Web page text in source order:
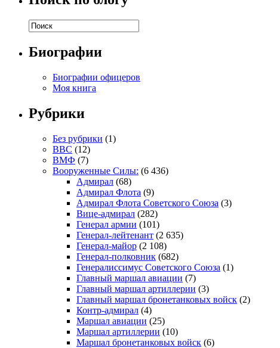
Биографии
Биографии офицеров
Моя книга
Рубрики
Без рубрики (1)
ВВС (12)
ВМФ (7)
Вооруженные Силы: (6 436)
Адмирал (68)
Адмирал Флота (9)
Адмирал Флота Советского Союза (3)
Вице-адмирал (282)
Генерал армии (101)
Генерал-лейтенант (2 635)
Генерал-майор (2 108)
Генерал-полковник (682)
Генералиссимус Советского Союза (1)
Главный маршал авиации (7)
Главный маршал артиллерии (3)
Главный маршал бронетанковых войск (2)
Контр-адмирал (4)
Маршал авиации (25)
Маршал артиллерии (10)
Маршал бронетанковых войск (6)